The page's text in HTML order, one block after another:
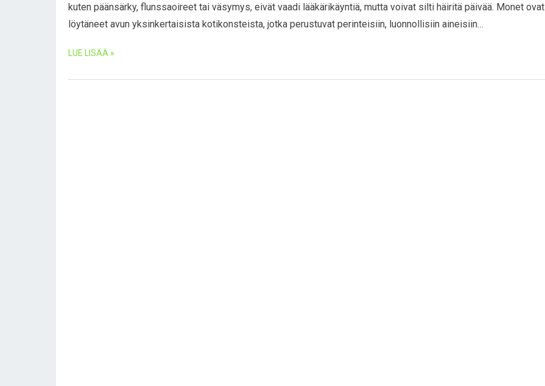
kuten päänsärky, flunssaoireet tai väsymys, eivät vaadi lääkärikäyntiä, mutta voivat silti häiritä päivää. Monet ovat
löytäneet avun yksinkertaisista kotikonsteista, jotka perustuvat perinteisiin, luonnollisiin aineisiin…
LUE LISÄÄ »